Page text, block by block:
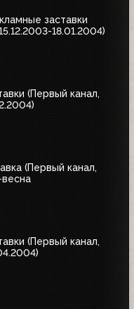
заставки
18.01.2004)
(Первый канал,
(Первый канал,
(Первый канал,